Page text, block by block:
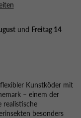
und Freitag 14
Kunstköder mit
– einem der
realistische
besonders